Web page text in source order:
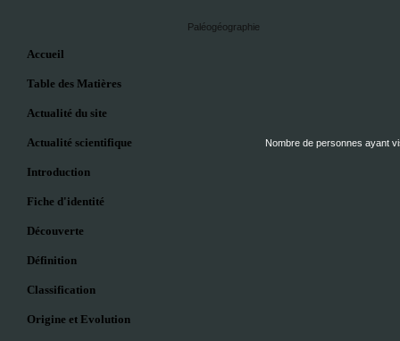
Accueil
Table des Matières
Actualité du site
Actualité scientifique
Introduction
Fiche d'identité
Découverte
Définition
Classification
Origine et Evolution
Paléogéographie
Nombre de personnes ayant